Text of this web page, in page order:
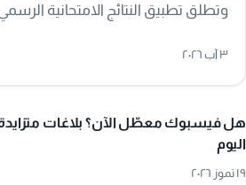
وتطلق تطبيق النتائج الامتحانية
٣ آب ٢٠٢٦
هل فيسبوك معطّل الآن؟ بلاغات
اليوم
١٩ تموز ٢٠٢٦